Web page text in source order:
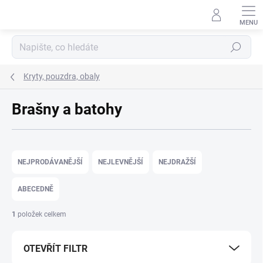
Hledat
Kryty, pouzdra, obaly
Brašny a batohy
NEJPRODÁVANĚJŠÍ NEJLEVNĚJŠÍ NEJDRAŽŠÍ
ABECEDNĚ
1 položek celkem
OTEVŘÍT FILTR